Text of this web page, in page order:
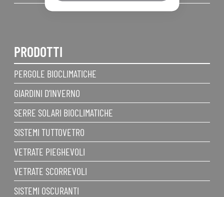
PRODOTTI
PERGOLE BIOCLIMATICHE
GIARDINI D’INVERNO
SERRE SOLARI BIOCLIMATICHE
SISTEMI TUTTOVETRO
VETRATE PIEGHEVOLI
VETRATE SCORREVOLI
SISTEMI OSCURANTI